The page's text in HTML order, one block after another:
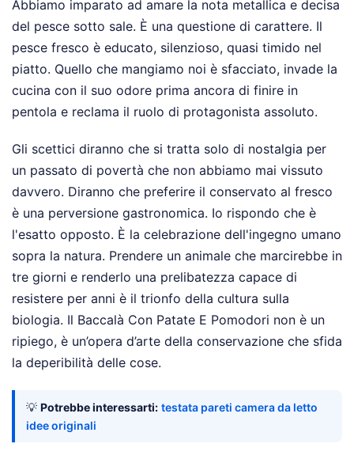
Abbiamo imparato ad amare la nota metallica e decisa
del pesce sotto sale. È una questione di carattere. Il
pesce fresco è educato, silenzioso, quasi timido nel
piatto. Quello che mangiamo noi è sfacciato, invade la
cucina con il suo odore prima ancora di finire in
pentola e reclama il ruolo di protagonista assoluto.
Gli scettici diranno che si tratta solo di nostalgia per
un passato di povertà che non abbiamo mai vissuto
davvero. Diranno che preferire il conservato al fresco
è una perversione gastronomica. Io rispondo che è
l'esatto opposto. È la celebrazione dell'ingegno umano
sopra la natura. Prendere un animale che marcirebbe in
tre giorni e renderlo una prelibatezza capace di
resistere per anni è il trionfo della cultura sulla
biologia. Il Baccalà Con Patate E Pomodori non è un
ripiego, è un’opera d’arte della conservazione che sfida
la deperibilità delle cose.
💡 Potrebbe interessarti: testata pareti camera da letto
idee originali